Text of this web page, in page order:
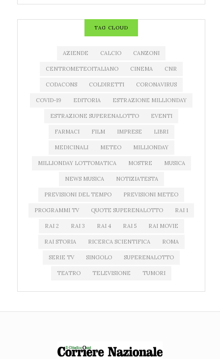
TAG CLOUD
AZIENDE CALCIO CANZONI
CENTROMETEOITALIANO CINEMA CNR
CODACONS COLDIRETTI CORONAVIRUS
COVID-19 EDITORIA ESTRAZIONE MILLIONDAY
ESTRAZIONE SUPERENALOTTO EVENTI
FARMACI FILM IMPRESE LIBRI
MEDICINALI METEO MILLIONDAY
MILLIONDAY LOTTOMATICA MOSTRE MUSICA
NEWS MUSICA NOTIZIATESTA
PREVISIONI DEL TEMPO PREVISIONI METEO
PROGRAMMI TV QUOTE SUPERENALOTTO RAI 1
RAI 2 RAI 3 RAI 4 RAI 5 RAI MOVIE
RAI STORIA RICERCA SCIENTIFICA ROMA
SERIE TV SINGOLO SUPERENALOTTO
TEATRO TELEVISIONE TUMORI